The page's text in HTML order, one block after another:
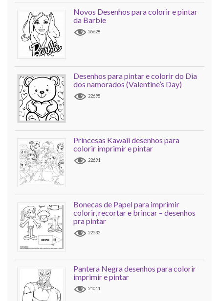
Novos Desenhos para colorir e pintar
da Barbie
26628
Desenhos para pintar e colorir do Dia
dos namorados (Valentine’s Day)
22698
Princesas Kawaii desenhos para
colorir imprimir e pintar
22691
Bonecas de Papel para imprimir
colorir, recortar e brincar – desenhos
pra pintar
22532
Pantera Negra desenhos para colorir
imprimir e pintar
21011